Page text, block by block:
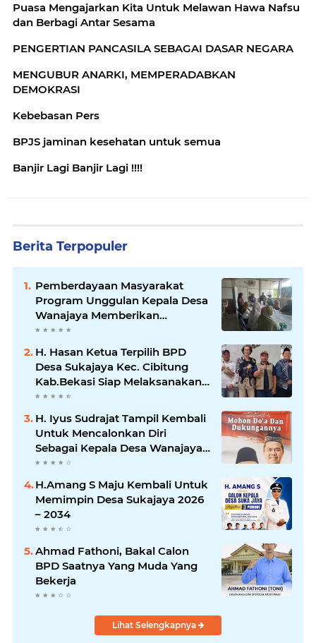
Puasa Mengajarkan Kita Untuk Melawan Hawa Nafsu
dan Berbagi Antar Sesama
PENGERTIAN PANCASILA SEBAGAI DASAR NEGARA
MENGUBUR ANARKI, MEMPERADABKAN
DEMOKRASI
Kebebasan Pers
BPJS jaminan kesehatan untuk semua
Banjir Lagi Banjir Lagi !!!!
Berita Terpopuler
Pemberdayaan Masyarakat
Program Unggulan Kepala Desa
Wanajaya Memberikan
pelatihan Ketrampilan Untuk
Melanjutkan Kepemimpinannya
H. Hasan Ketua Terpilih BPD
Desa Sukajaya Kec. Cibitung
Kab.Bekasi Siap Melaksanakan
Aspirasi Masyarakat
H. Iyus Sudrajat Tampil Kembali
Untuk Mencalonkan Diri
Sebagai Kepala Desa Wanajaya
Bergema dari Warga Ujung
Kampung Hingga Warga
Perumahan
H.Amang S Maju Kembali Untuk
Memimpin Desa Sukajaya 2026
– 2034
Ahmad Fathoni, Bakal Calon
BPD Saatnya Yang Muda Yang
Bekerja
Lihat Selengkapnya